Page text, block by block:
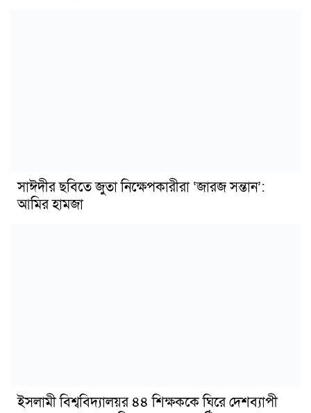
সাঈদীর ছবিতে জুতা নিক্ষেপকারীরা ‘জারজ সন্তান’:
আমির হামজা
ইসলামী বিশ্ববিদ্যালয়র ৪৪ শিক্ষককে ঘিরে দেশব্যাপী